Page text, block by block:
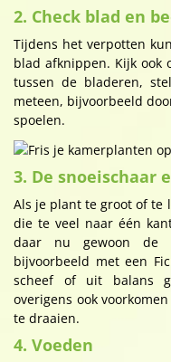
2. Check blad en
Tijdens het verpotten
blad afknippen. Kijk ook
tussen de bladeren,
meteen, bijvoorbeeld
spoelen.
3. De snoeischaar
Als je plant te groot of te
die te veel naar één
daar nu gewoon de
bijvoorbeeld met een
scheef of uit balans
overigens ook
te draaien.
4. Voeden